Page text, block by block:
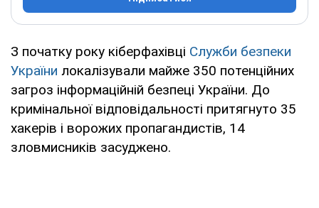
З початку року кіберфахівці Служби безпеки
України локалізували майже 350 потенційних
загроз інформаційній безпеці України. До
кримінальної відповідальності притягнуто 35
хакерів і ворожих пропагандистів, 14
зловмисників засуджено.